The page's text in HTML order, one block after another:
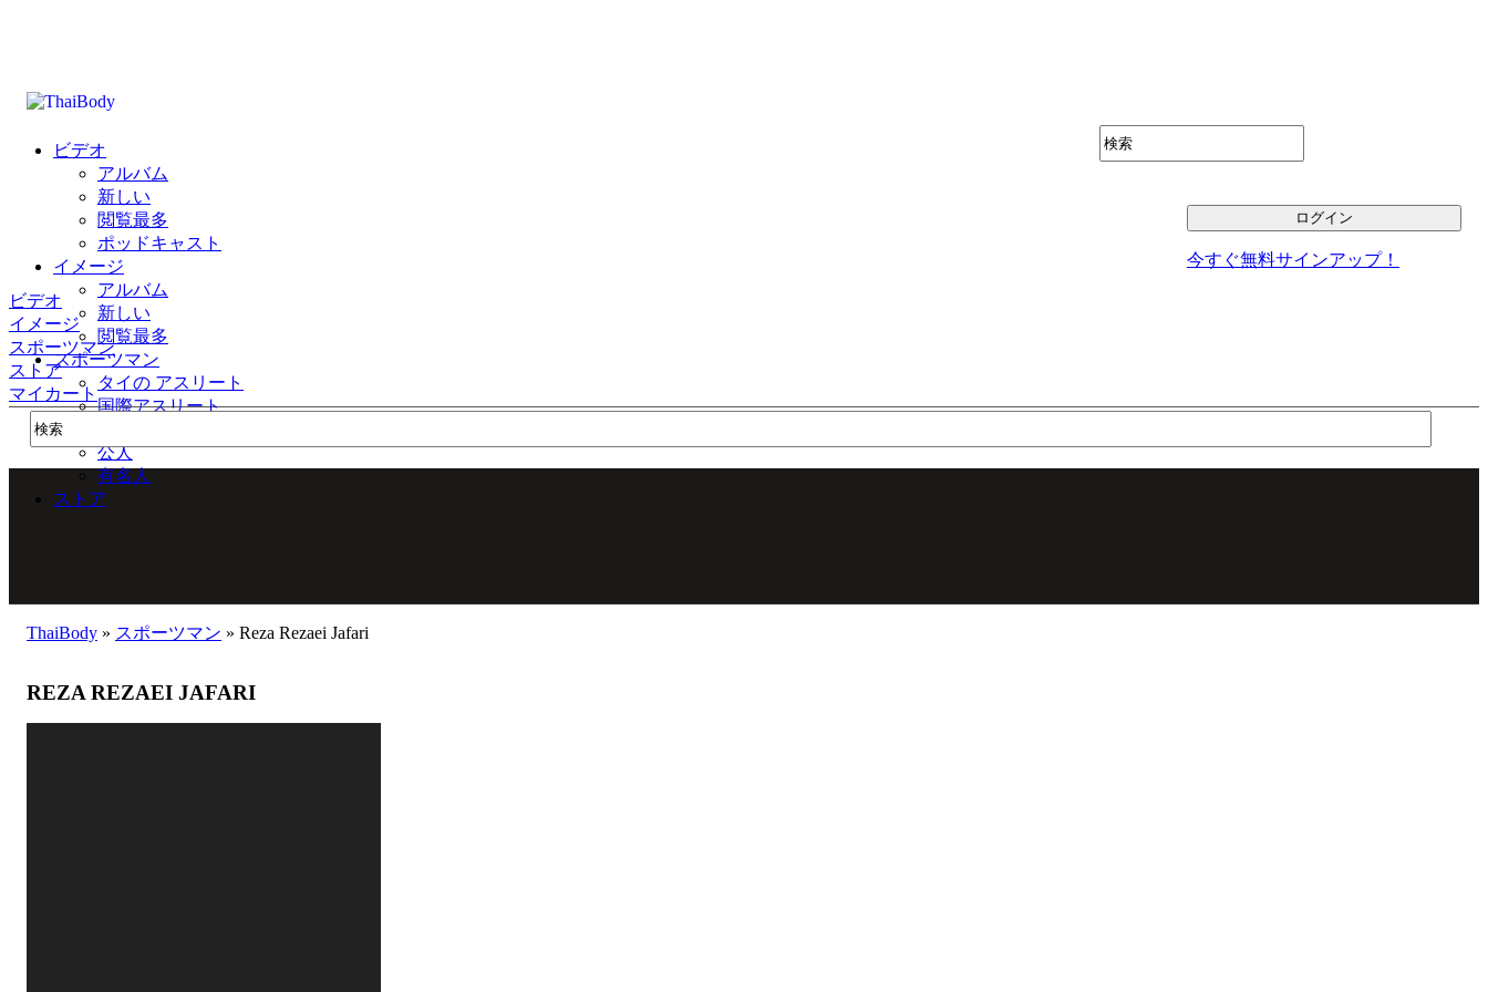
ビデオ
アルバム
新しい
閲覧最多
ポッドキャスト
イメージ
アルバム
新しい
閲覧最多
スポーツマン
タイの アスリート
国際アスリート
公人
有名人
ストア
今すぐ無料サインアップ！
ビデオ
イメージ
スポーツマン
ストア
マイカート
ThaiBody » スポーツマン » Reza Rezaei Jafari
REZA REZAEI JAFARI